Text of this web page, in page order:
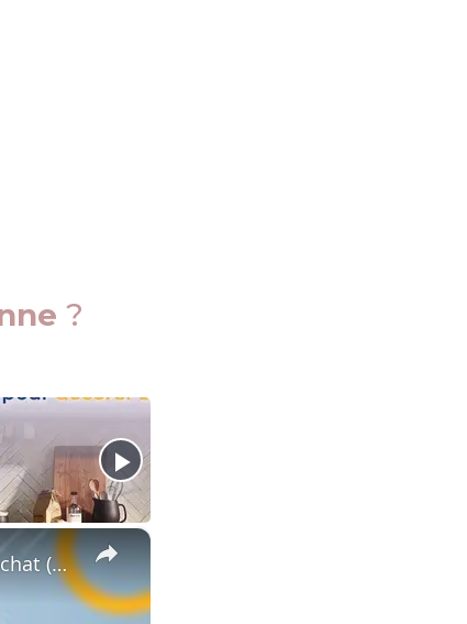
?
×
⭐️ MEILLEUR EXTRACTEUR DE JUS MANUEL - Comparatif & Guide d'achat (NOUVEAUTÉS) 2023 ⭐️